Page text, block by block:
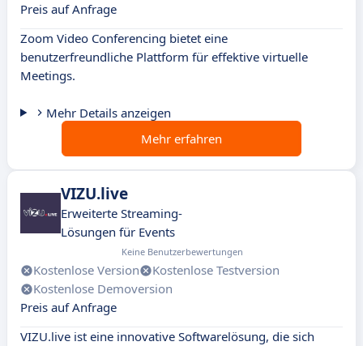
Preis auf Anfrage
Zoom Video Conferencing bietet eine
benutzerfreundliche Plattform für effektive virtuelle
Meetings.
Mehr Details anzeigen
Mehr erfahren
VIZU.live
Erweiterte Streaming-
Lösungen für Events
Keine Benutzerbewertungen
Kostenlose Version
Kostenlose Testversion
Kostenlose Demoversion
Preis auf Anfrage
VIZU.live ist eine innovative Softwarelösung, die sich